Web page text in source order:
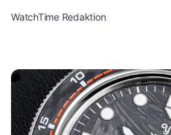
WatchTime Redaktion